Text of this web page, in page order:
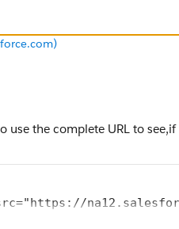
use the complete URL to